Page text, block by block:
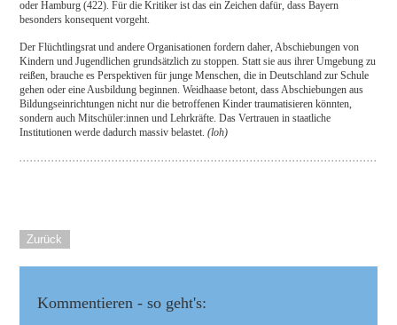
oder Hamburg (422). Für die Kritiker ist das ein Zeichen dafür, dass Bayern
besonders konsequent vorgeht.
Der Flüchtlingsrat und andere Organisationen fordern daher, Abschiebungen von
Kindern und Jugendlichen grundsätzlich zu stoppen. Statt sie aus ihrer Umgebung zu
reißen, brauche es Perspektiven für junge Menschen, die in Deutschland zur Schule
gehen oder eine Ausbildung beginnen. Weidhaase betont, dass Abschiebungen aus
Bildungseinrichtungen nicht nur die betroffenen Kinder traumatisieren könnten,
sondern auch Mitschüler:innen und Lehrkräfte. Das Vertrauen in staatliche
Institutionen werde dadurch massiv belastet.(loh)
Zurück
Kommentieren - so geht's: